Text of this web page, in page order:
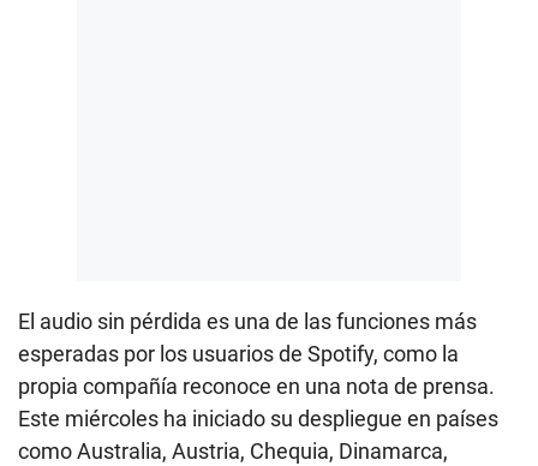
El audio sin pérdida es una de las funciones más
esperadas por los usuarios de Spotify, como la
propia compañía reconoce en una nota de prensa.
Este miércoles ha iniciado su despliegue en países
como Australia, Austria, Chequia, Dinamarca,